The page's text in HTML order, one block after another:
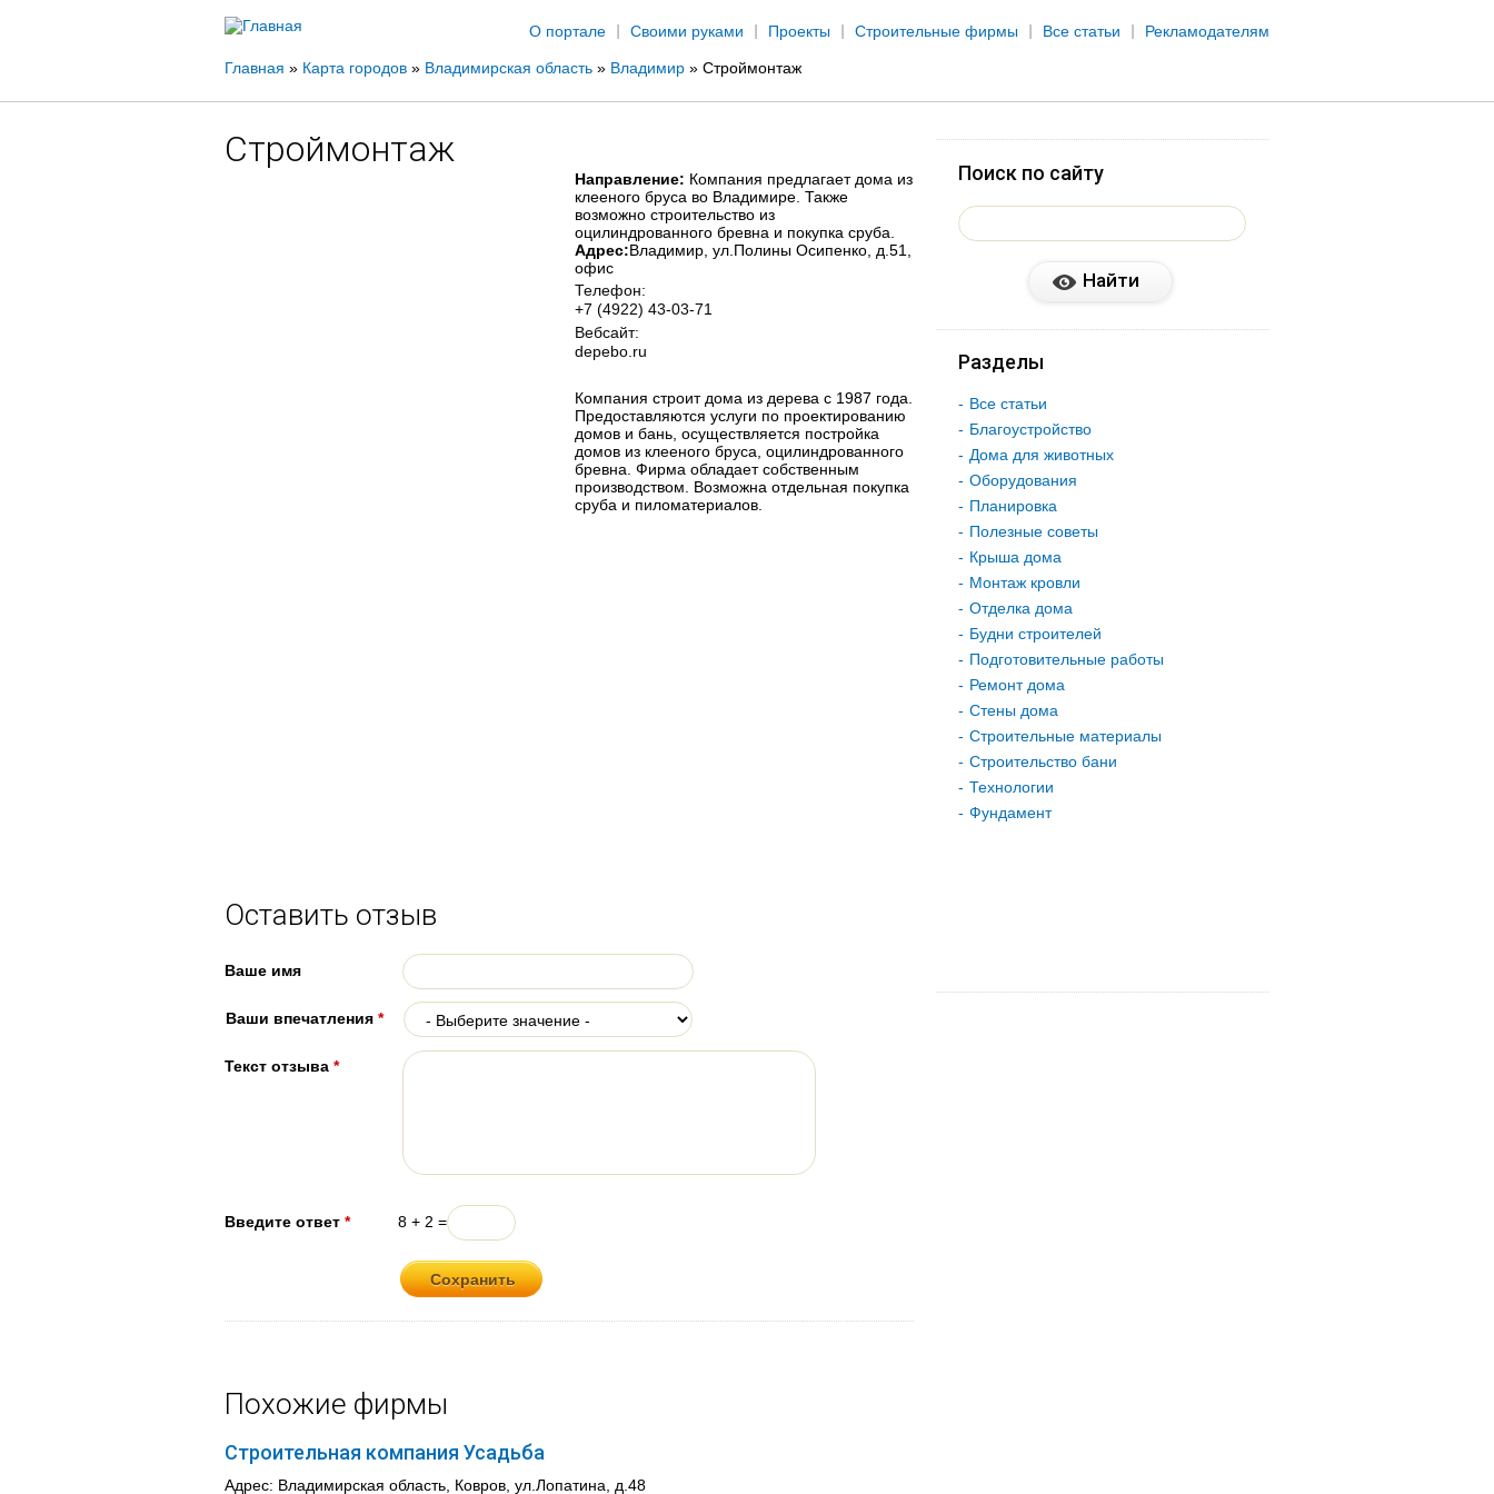
О портале
Своими руками Проекты Строительные фирмы Все статьи Рекламодателям
Вы
здесь
Главная » Карта городов » Владимирская область » Владимир » Строймонтаж
Строймонтаж
Направление: Компания предлагает дома из
клееного бруса во Владимире. Также
возможно строительство из
оцилиндрованного бревна и покупка сруба.
Адрес:Владимир , ул.Полины Осипенко, д.51,
офис
Телефон:
+7 (4922) 43-03-71
Вебсайт:
depebo.ru
Компания строит дома из дерева с 1987 года.
Предоставляются услуги по проектированию
домов и бань, осуществляется постройка
домов из клееного бруса, оцилиндрованного
бревна. Фирма обладает собственным
производством. Возможна отдельная покупка
сруба и пиломатериалов.
Оставить отзыв
Ваше имя
Ваши впечатления *
Текст отзыва *
Введите ответ * 8 + 2 =
Похожие фирмы
Строительная компания Усадьба
Адрес: Владимирская область, Ковров, ул.Лопатина, д.48
Поиск по сайту
Разделы
Все статьи
Благоустройство
Дома для животных
Оборудования
Планировка
Полезные советы
Крыша дома
Монтаж кровли
Отделка дома
Будни строителей
Подготовительные работы
Ремонт дома
Стены дома
Строительные материалы
Строительство бани
Технологии
Фундамент